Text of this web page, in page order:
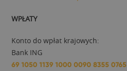
WPŁATY
Konto do wpłat krajowych:
Bank ING
69 1050 1139 1000 0090 8355 0765